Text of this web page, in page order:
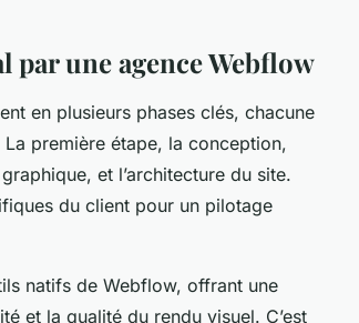
par une agence Webflow
en plusieurs phases clés, chacune
première étape, la conception,
et l’architecture du site.
du client pour un pilotage
natifs de Webflow, offrant une
et la qualité du rendu visuel. C’est